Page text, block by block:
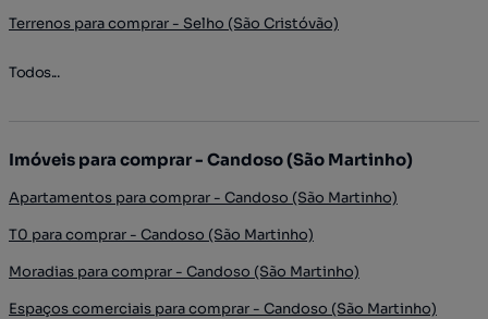
Terrenos para comprar - Selho (São Cristóvão)
Todos...
Imóveis para comprar - Candoso (São Martinho)
Apartamentos para comprar - Candoso (São Martinho)
T0 para comprar - Candoso (São Martinho)
Moradias para comprar - Candoso (São Martinho)
Espaços comerciais para comprar - Candoso (São Martinho)